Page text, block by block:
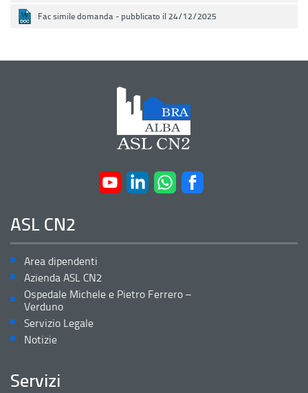
Fac simile domanda - pubblicato il 24/12/2025
ASL CN2
Area dipendenti
Azienda ASL CN2
Ospedale Michele e Pietro Ferrero –
Verduno
Servizio Legale
Notizie
Servizi